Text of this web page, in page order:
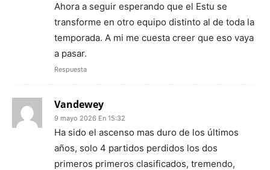
Ahora a seguir esperando que el Estu se
transforme en otro equipo distinto al de toda la
temporada. A mi me cuesta creer que eso vaya
a pasar.
Respuesta
Vandewey
9 mayo 2026 En 15:32
Ha sido el ascenso mas duro de los últimos
años, solo 4 partidos perdidos los dos
primeros primeros clasificados, tremendo,